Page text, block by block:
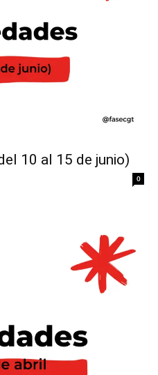
10 al 15 de junio)
0